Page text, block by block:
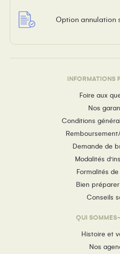
Option annulation
INFORMATIONS
Foire aux
Nos
Conditions
Demande de
Modalités
Formalités
Bien préparer
Conseils
QUI
Histoire et
Nos